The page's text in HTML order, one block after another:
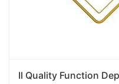
Il Quality Function